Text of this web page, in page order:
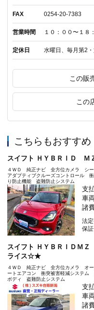
FAX 0254-20-7383
営業時間 １０：００〜１８
定休日 水曜日、毎月第2
この販
この
こちらもおすすめ
スイフト ＨＹＢＲＩＤ
４ＷＤ 純正ナビ 全方位カメラ シ
アダプティブクルーズコントロール
り防止機能 盗難防止システム
支
車
諸
法
保
スイフト ＨＹＢＲＩＤ
ライス☆★
４ＷＤ 純正ナビ 全方位カメラ オ
ートエアコン 衝突被害軽減システ
ボディ 盗難防止システム
支
車
諸